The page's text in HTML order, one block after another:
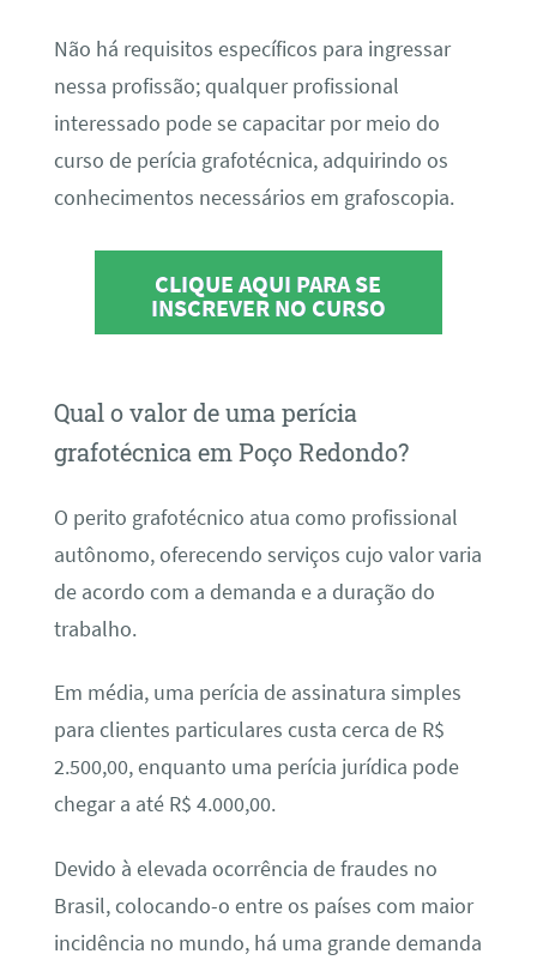
Não há requisitos específicos para ingressar
nessa profissão; qualquer profissional
interessado pode se capacitar por meio do
curso de perícia grafotécnica, adquirindo os
conhecimentos necessários em grafoscopia.
CLIQUE AQUI PARA SE
INSCREVER NO CURSO
Qual o valor de uma perícia
grafotécnica em Poço Redondo?
O perito grafotécnico atua como profissional
autônomo, oferecendo serviços cujo valor varia
de acordo com a demanda e a duração do
trabalho.
Em média, uma perícia de assinatura simples
para clientes particulares custa cerca de R$
2.500,00, enquanto uma perícia jurídica pode
chegar a até R$ 4.000,00.
Devido à elevada ocorrência de fraudes no
Brasil, colocando-o entre os países com maior
incidência no mundo, há uma grande demanda